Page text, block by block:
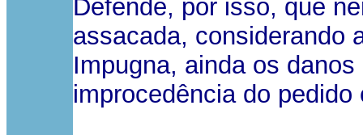
Defende, por isso, que
assacada, considerando
Impugna, ainda os
improcedência do